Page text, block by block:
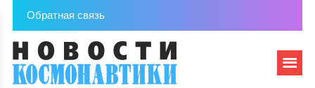
Обратная связь